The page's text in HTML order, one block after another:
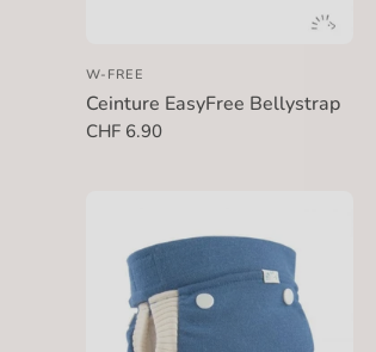
W-FREE
Ceinture EasyFree Bellystrap
CHF 6.90